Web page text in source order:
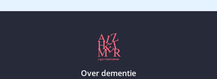
Over dementie